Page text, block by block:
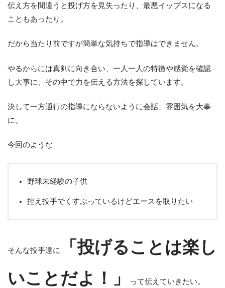
伝え方を間違うと投げ方を見失ったり、最悪イップスになる
こともあったり。
だから当たり前ですが簡単な気持ちで指導はできません。
やるからには真剣に向き合い、一人一人の特徴や感覚を確認
し大事に、その中で力を伝える方法を探しています。
決して一方通行の指導にならないように会話、雰囲気を大事
に。
今回のような
野球未経験の子供
控え投手でくすぶっているけどエースを取りたい
そんな投手達に
「投げることは楽し
いことだよ！」
って伝えていきたい。